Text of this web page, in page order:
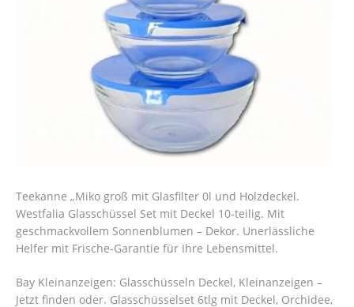
Teekanne „Miko groß mit Glasfilter 0l und Holzdeckel.
Westfalia Glasschüssel Set mit Deckel 10-teilig. Mit
geschmackvollem Sonnenblumen – Dekor. Unerlässliche
Helfer mit Frische-Garantie für Ihre Lebensmittel.
Bay Kleinanzeigen: Glasschüsseln Deckel, Kleinanzeigen –
Jetzt finden oder. Glasschüsselset 6tlg mit Deckel, Orchidee,